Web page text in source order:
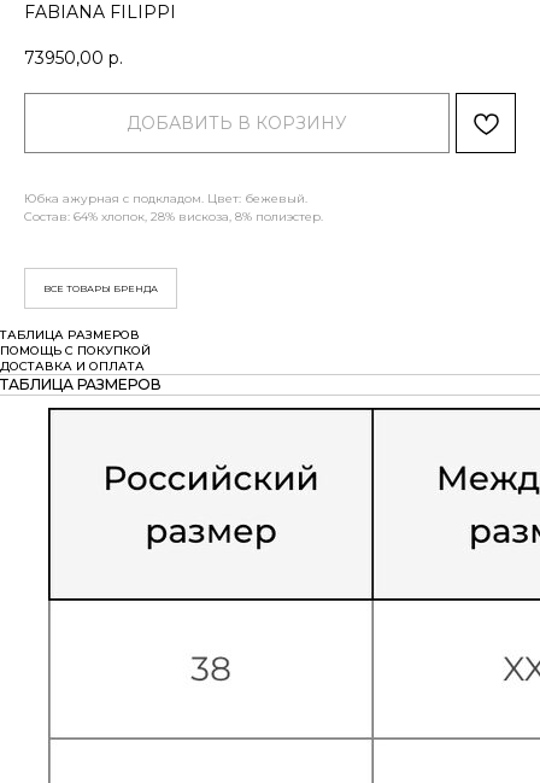
FABIANA FILIPPI
73950,00 р.
ДОБАВИТЬ В КОРЗИНУ
Юбка ажурная с подкладом. Цвет: бежевый.
Состав: 64% хлопок, 28% вискоза, 8% полиэстер.
ВСЕ ТОВАРЫ БРЕНДА
ТАБЛИЦА РАЗМЕРОВ
ПОМОЩЬ С ПОКУПКОЙ
ДОСТАВКА И ОПЛАТА
ТАБЛИЦА РАЗМЕРОВ